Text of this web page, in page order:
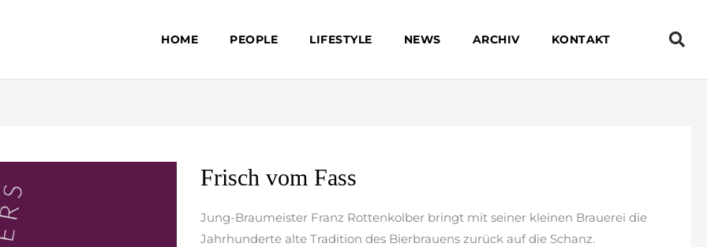
HOME PEOPLE LIFESTYLE NEWS ARCHIV KONTAKT
Frisch vom Fass
Jung-Braumeister Franz Rottenkolber bringt mit seiner kleinen Brauerei die
Jahrhunderte alte Tradition des Bierbrauens zurück auf die Schanz.
Frisch
Fass